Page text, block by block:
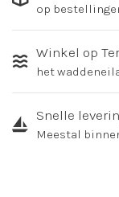
op
Winkel op
het
Snelle
Meestal